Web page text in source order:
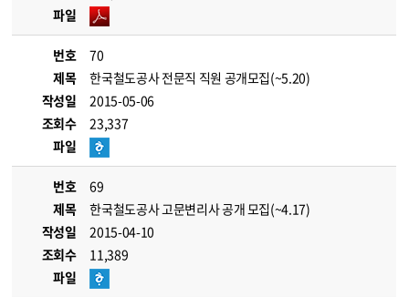
파일
번호
70
제목
한국철도공사 전문직 직원 공개모집(~5.20)
작성일
2015-05-06
조회수
23,337
파일
번호
69
제목
한국철도공사 고문변리사 공개 모집(~4.17)
작성일
2015-04-10
조회수
11,389
파일